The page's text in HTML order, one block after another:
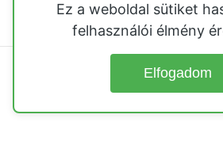
Ez a weboldal sütiket
felhasználói élmény
Elfogadom